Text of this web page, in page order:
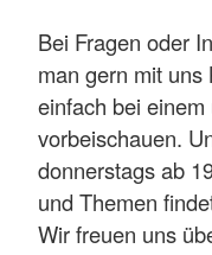
Bei Fragen oder
man gern mit uns
einfach bei
vorbeischauen.
donnerstags ab
und Themen
Wir freuen uns